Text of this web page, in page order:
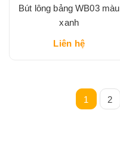
Bút lông bảng WB03 màu
xanh
Liên hệ
1 2